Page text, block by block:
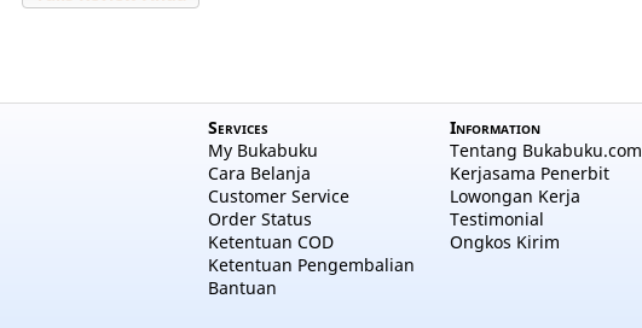
Services
My Bukabuku
Cara Belanja
Customer Service
Order Status
Ketentuan COD
Ketentuan Pengembalian
Bantuan
Information
Tentang Bukabuku.com
Kerjasama Penerbit
Lowongan Kerja
Testimonial
Ongkos Kirim